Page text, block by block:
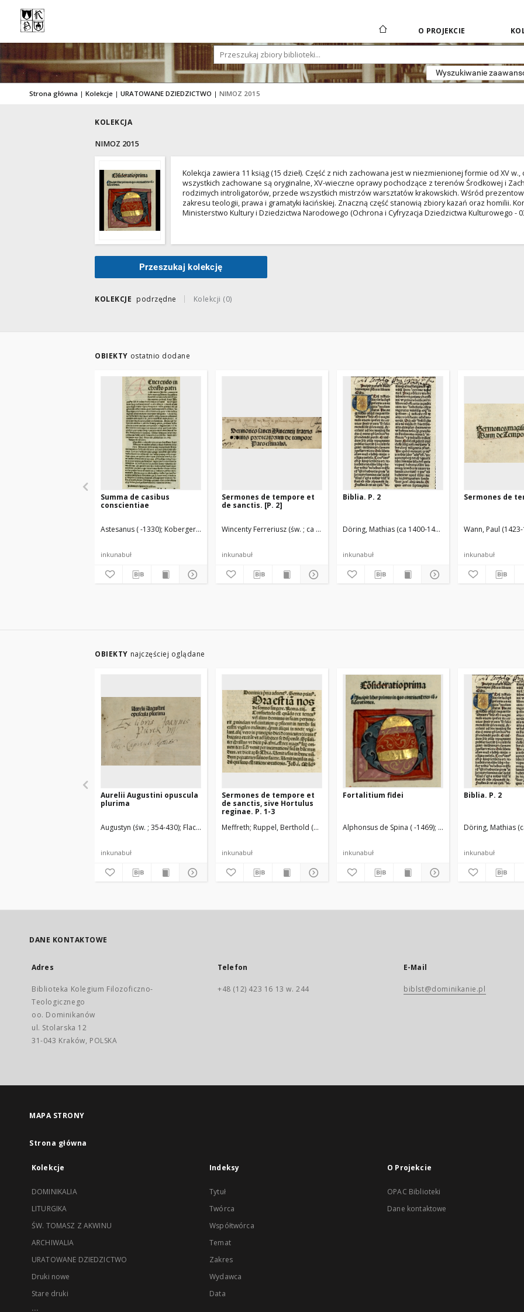
O PROJEKCIE
Wyszukiwanie
Strona główna | Kolekcje | URATOWANE DZIEDZICTWO | NIMOZ 2015
KOLEKCJA
NIMOZ 2015
Kolekcja zawiera 11 ksiąg (15 dzieł). Część z nich zachowana jest w niezmienionej formie od XV
wszystkich zachowane są oryginalne, XV-wieczne oprawy pochodzące z terenów Środkowej i
rodzimych introligatorów, przede wszystkich mistrzów warsztatów krakowskich. Wśród
zakresu teologii, prawa i gramatyki łacińskiej. Znaczną część stanowią zbiory kazań oraz homilii.
Ministerstwo Kultury i Dziedzictwa Narodowego (Ochrona i Cyfryzacja Dziedzictwa Kulturowego -
Przeszukaj kolekcję
KOLEKCJE podrzędne Kolekcji (0)
OBIEKTY ostatnio dodane
Summa de casibus
conscientiae
Astesanus ( -1330) Koberger, Anton (ca 1440-1513). Druk. Bellati, Bartolomeo (14..-1479). Wyd. Gomes de Lisboa (1440?-
inkunabuł
Sermones de tempore et
de sanctis. [P. 2]
Wincenty Ferreriusz (św. ; ca 1350-1419) Husner, Georg (14..-1506). Druk.
inkunabuł
Biblia. P. 2
Döring, Mathias (ca 1400-1469). Paulus de Sancta
inkunabuł
Sermones de
Wann, Paul
inkunabuł
OBIEKTY najczęściej oglądane
Aurelii Augustini opuscula
plurima
Augustyn (św. ; 354-430) Flach, Martin (14..-1500). Druk.
inkunabuł
Sermones de tempore et
de sanctis, sive Hortulus
reginae. P. 1-3
Meffreth Ruppel, Berthold (14..-1494/95). Druk.
inkunabuł
Fortalitium fidei
Alphonsus de Spina ( -1469) Koberger, Anton (ca
inkunabuł
Biblia. P. 2
Döring, Mathias
inkunabuł
DANE KONTAKTOWE
Adres
Biblioteka Kolegium Filozoficzno-
Teologicznego
oo. Dominikanów
ul. Stolarska 12
31-043 Kraków, POLSKA
Telefon
+48 (12) 423 16 13 w. 244
E-Mail
biblst@dominikanie.pl
MAPA STRONY
Strona główna
Kolekcje
DOMINIKALIA
LITURGIKA
ŚW. TOMASZ Z AKWINU
ARCHIWALIA
URATOWANE DZIEDZICTWO
Druki nowe
Stare druki
...
Indeksy
Tytuł
Twórca
Współtwórca
Temat
Zakres
Wydawca
Data
O Projekcie
OPAC Biblioteki
Dane kontaktowe